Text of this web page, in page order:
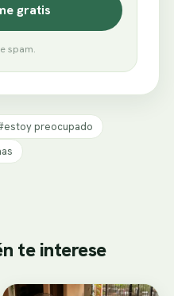
gratis
spam.
preocupado
te interese